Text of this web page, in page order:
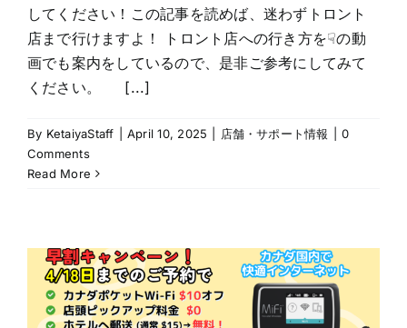
してください！この記事を読めば、迷わずトロント
店まで行けますよ！ トロント店への行き方を☟の動
画でも案内をしているので、是非ご参考にしてみて
ください。 [...]
By KetaiyaStaff April 10, 2025 店舗・サポート情報
0
Comments
Read More